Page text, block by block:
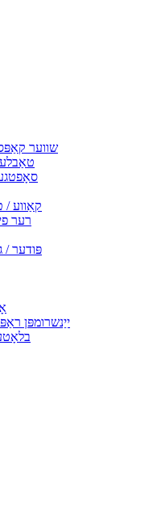
שווער
קאַווע /
רער
פּודער /
ייַנשרומפּן